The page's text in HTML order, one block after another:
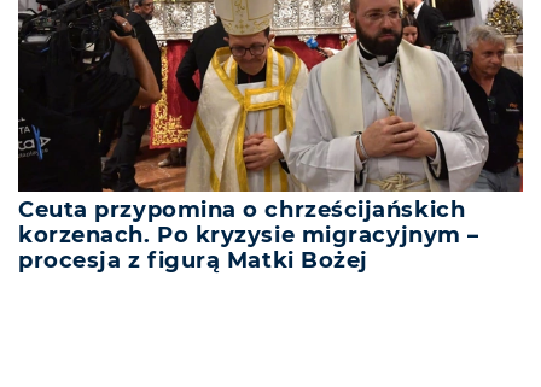
Ceuta przypomina o chrześcijańskich
korzenach. Po kryzysie migracyjnym –
procesja z figurą Matki Bożej